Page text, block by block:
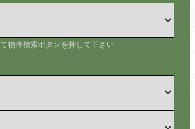
物件検索ボタンを押して下さい